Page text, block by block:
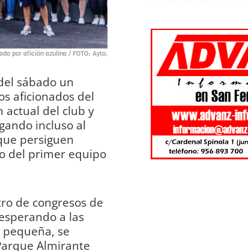
por afición azulina / FOTO: Ayto.
sábado un
aficionados del
actual del club y
incluso al
persiguen
del primer equipo
de congresos de
a las
se
Almirante